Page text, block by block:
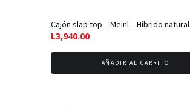
Cajón slap top – Meinl – Híbrido natural
L3,940.00
AÑADIR AL CARRITO